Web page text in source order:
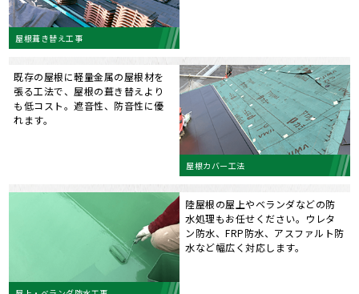
屋根葺き替え工事
屋根カバー工法
既存の屋根に軽量金属の屋根材を
張る工法で、屋根の葺き替えより
も低コスト。遮音性、防音性に優
れます。
陸屋根の屋上やベランダなどの防
水処理もお任せください。ウレタ
ン防水、FRP防水、アスファルト防
水など幅広く対応します。